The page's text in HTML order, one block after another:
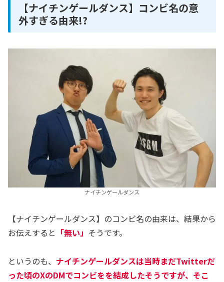
【ナイチンゲールダンス】コンビ名の意
外すぎる由来!?
ナイチンゲールダンス
【ナイチンゲールダンス】のコンビ名の由来は、結果から
お伝えすると 「無い」 そうです。
というのも、 ナイチンゲールダンスは当時まだTwitterだ
った頃のXのDMでコンビをを結成したそうですが、そこ